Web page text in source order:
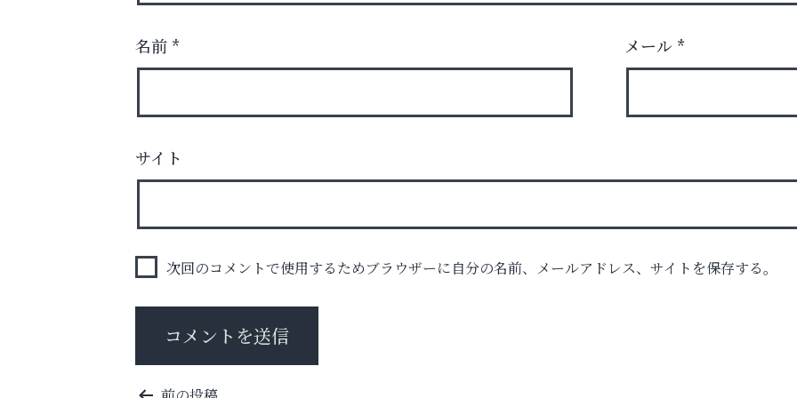
洋服お売りください！ 買取サービスは
出張・宅配・持ち込みすべて無料！
名前 * メール *
サイト
次回のコメントで使用するためブラウザーに自分の名前、メールアドレス、サイトを保存する。